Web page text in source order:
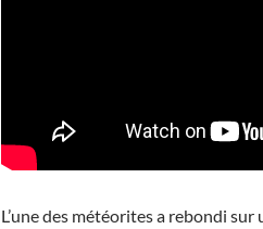
L’une des météorites a rebondi